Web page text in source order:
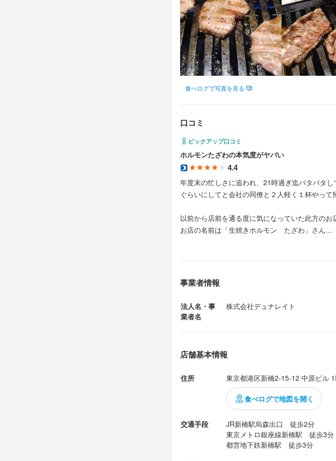
食べログで写真を見る
口コミ
ピックアップ口コミ
ホルモンたざわの本気度がヤバい
4.4
年度末の忙しさに追われ、21時過ぎ迄バタバタ
ぐらいにしてと会社の同僚と２人軽く１杯やって
以前から店前を通る度に気になっていた此方のお
お店の名前は「生焼きホルモン　たざわ」さん
時間も遅かったのでお店にはカウンター席にお客
女性スタッフさんに「まだ良いですか？」と聞くと
「10:30ラストオーダーで11:00迄ですが良かっ
壁にズラリと貼られた木札のお品書きに目が止ま
テーブル横にはタッチパネルも有り、色々メニュ
事業者情報
法人名・事
業者名
株式会社デュナレイト
店舗基本情報
住所 東京都港区新橋2-15-12 中原ビル
食べログで地図を開く
交通手段
JR新橋駅烏森出口　徒歩2分
東京メトロ銀座線新橋駅　徒歩3分
求人を
バイト ホールスタッフ
求人を
バイト ホールスタッフ
求人を
バイト ホールスタッフ
求人を
正社員 店長候補